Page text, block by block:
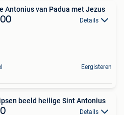
Antonius van Padua met Jezus
Details
Eergisteren
beeld heilige Sint Antonius
Details